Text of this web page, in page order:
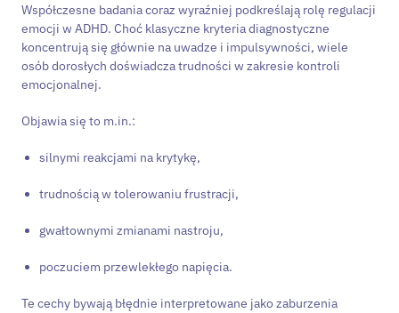
Współczesne badania coraz wyraźniej podkreślają rolę regulacji
emocji w ADHD. Choć klasyczne kryteria diagnostyczne
koncentrują się głównie na uwadze i impulsywności, wiele
osób dorosłych doświadcza trudności w zakresie kontroli
emocjonalnej.
Objawia się to m.in.:
silnymi reakcjami na krytykę,
trudnością w tolerowaniu frustracji,
gwałtownymi zmianami nastroju,
poczuciem przewlekłego napięcia.
Te cechy bywają błędnie interpretowane jako zaburzenia